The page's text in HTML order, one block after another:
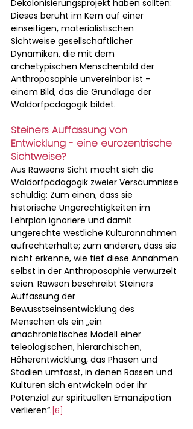
Dekolonisierungsprojekt haben sollten:
Dieses beruht im Kern auf einer
einseitigen, materialistischen
Sichtweise gesellschaftlicher
Dynamiken, die mit dem
archetypischen Menschenbild der
Anthroposophie unvereinbar ist –
einem Bild, das die Grundlage der
Waldorfpädagogik bildet.
Steiners Auffassung von
Entwicklung - eine eurozentrische
Sichtweise?
Aus Rawsons Sicht macht sich die
Waldorfpädagogik zweier Versäumnisse
schuldig: Zum einen, dass sie
historische Ungerechtigkeiten im
Lehrplan ignoriere und damit
ungerechte westliche Kulturannahmen
aufrechterhalte; zum anderen, dass sie
nicht erkenne, wie tief diese Annahmen
selbst in der Anthroposophie verwurzelt
seien. Rawson beschreibt Steiners
Auffassung der
Bewusstseinsentwicklung des
Menschen als ein „ein
anachronistisches Modell einer
teleologischen, hierarchischen,
Höherentwicklung, das Phasen und
Stadien umfasst, in denen Rassen und
Kulturen sich entwickeln oder ihr
Potenzial zur spirituellen Emanzipation
verlieren“. [6]